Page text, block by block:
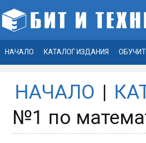
НАЧАЛО КАТАЛОГ ИЗДАНИЯ
НАЧАЛО |
№1 по